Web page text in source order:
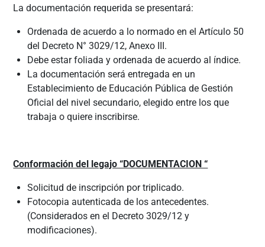
La documentación requerida se presentará:
Ordenada de acuerdo a lo normado en el Artículo 50
del Decreto N° 3029/12, Anexo III.
Debe estar foliada y ordenada de acuerdo al índice.
La documentación será entregada en un
Establecimiento de Educación Pública de Gestión
Oficial del nivel secundario, elegido entre los que
trabaja o quiere inscribirse.
Conformación del legajo “DOCUMENTACION “
Solicitud de inscripción por triplicado.
Fotocopia autenticada de los antecedentes.
(Considerados en el Decreto 3029/12 y
modificaciones).